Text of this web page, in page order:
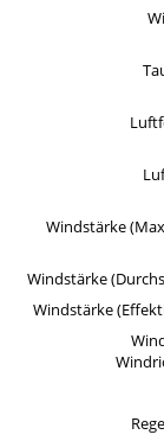
Windstärke
Windstärke
Windstärke